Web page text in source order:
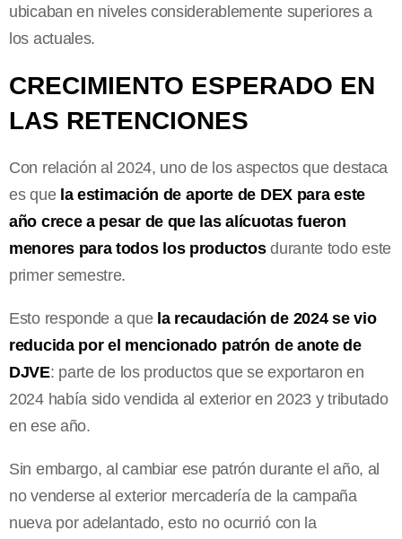
ubicaban en niveles considerablemente superiores a
los actuales.
CRECIMIENTO ESPERADO EN
LAS RETENCIONES
Con relación al 2024, uno de los aspectos que destaca
es que la estimación de aporte de DEX para este
año crece a pesar de que las alícuotas fueron
menores para todos los productosdurante todo este
primer semestre.
Esto responde a que la recaudación de 2024 se vio
reducida por el mencionado patrón de anote de
DJVE: parte de los productos que se exportaron en
2024 había sido vendida al exterior en 2023 y tributado
en ese año.
Sin embargo, al cambiar ese patrón durante el año, al
no venderse al exterior mercadería de la campaña
nueva por adelantado, esto no ocurrió con la